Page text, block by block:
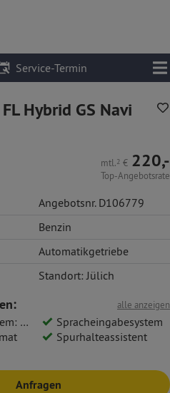
Service-Termin
Hybrid GS Navi
mtl.2 € 220,-
Top-Angebotsrate
Angebotsnr. D106779
Benzin
Automatikgetriebe
Standort: Jülich
alle anzeigen
10
Spracheingabesystem
Spurhalteassistent
Anfragen